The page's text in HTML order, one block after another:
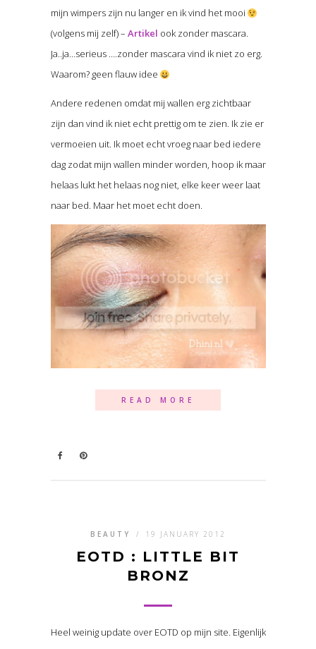
mijn wimpers zijn nu langer en ik vind het mooi
(volgens mij zelf) – Artikel ook zonder mascara.
Ja..ja…serieus ….zonder mascara vind ik niet zo erg.
Waarom? geen flauw idee
Andere redenen omdat mij wallen erg zichtbaar
zijn dan vind ik niet echt prettig om te zien. Ik zie er
vermoeien uit. Ik moet echt vroeg naar bed iedere
dag zodat mijn wallen minder worden, hoop ik maar
helaas lukt het helaas nog niet, elke keer weer laat
naar bed. Maar het moet echt doen.
READ MORE
BEAUTY / 19 JANUARY 2012
EOTD : LITTLE BIT
BRONZ
Heel weinig update over EOTD op mijn site. Eigenlijk